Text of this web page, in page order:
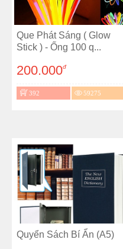
Que Phát Sáng ( Glow
Stick ) - Ống 100 q...
200.000đ
392 59275
Quyển Sách Bí Ẩn (A5)